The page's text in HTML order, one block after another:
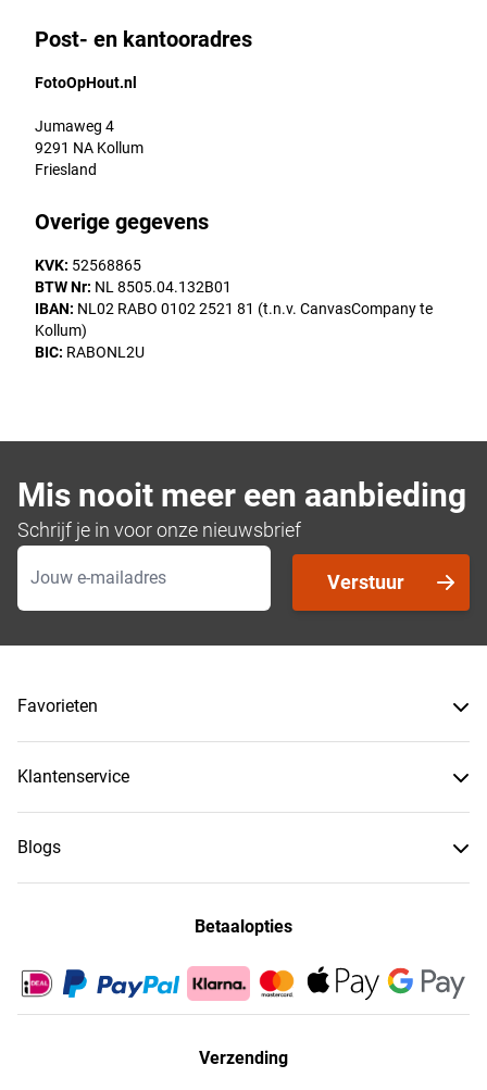
Post- en kantooradres
FotoOpHout.nl
Jumaweg 4
9291 NA Kollum
Friesland
Overige gegevens
KVK: 52568865
BTW Nr: NL 8505.04.132B01
IBAN: NL02 RABO 0102 2521 81 (t.n.v. CanvasCompany te
Kollum)
BIC: RABONL2U
Mis nooit meer een aanbieding
Schrijf je in voor onze nieuwsbrief
E-mailadres
Verstuur
Favorieten
Klantenservice
Blogs
Betaalopties
Verzending